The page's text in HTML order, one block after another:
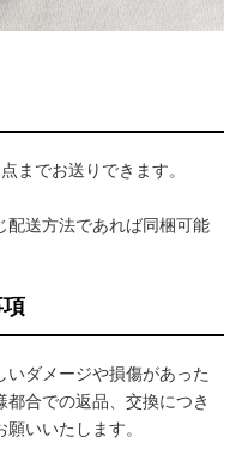
までお送りできます。
配送方法であれば同梱可能
いダメージや損傷があった
合での返品、交換につき
いいたします。